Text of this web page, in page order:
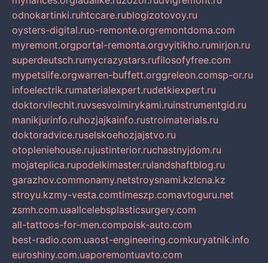
odnokartinki.ruhtccare.rublogizotovoy.ru
oysters-digital.ruo-remonte.orgremontdoma.com
myremont.orgportal-remonta.orgvyitikho.rumirjon.ru
superdeutsch.rumycrazystars.rufilosofyfree.com
mypetslife.orgwarren-buffett.orggreleon.comsp-or.ru
infoelectrik.rumaterialexpert.rudetkiexpert.ru
doktorvilechit.ruvsesvoimirykami.ruinstrumentgid.ru
manikjurinfo.ruhozjajkainfo.rustroimaterials.ru
doktoradvice.ruselskoehozjajstvo.ru
otopleniehouse.rujustinterior.ruchastnyjdom.ru
mojateplica.rupodelkimaster.rulandshaftblog.ru
garazhov.commonamy.netstroysnami.kzlcna.kz
stroyu.kzmy-vesta.comtimeszp.comavtoguru.net
zsmh.com.uaallcelebsplasticsurgery.com
all-tattoos-for-men.compoisk-auto.com
best-radio.com.uaost-engineering.comkuryatnik.info
euroshiny.com.uaporemontuavto.com